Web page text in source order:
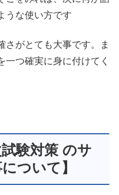
うな使い方です
さがとても大事です。ま
つ確実に身に付けてく
験対策 のサ
ついて】